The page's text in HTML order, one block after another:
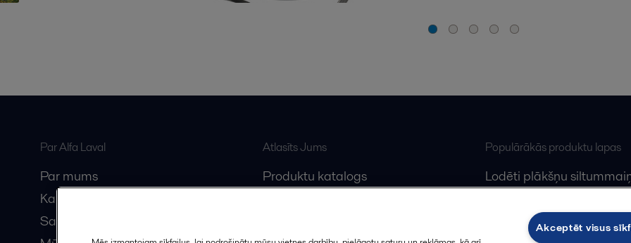
Par Alfa Laval
Par mums
Karjera
Sazinieties ar mums
Atlasīts Jums
Produktu katalogs
Populārākās produktu lapas
Lodēti plākšņu
DekanteriAkceptēt visus